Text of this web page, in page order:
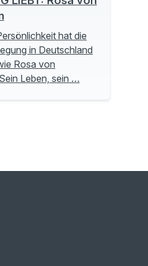
hat die
in Deutschland
Rosa von
Leben, sein …